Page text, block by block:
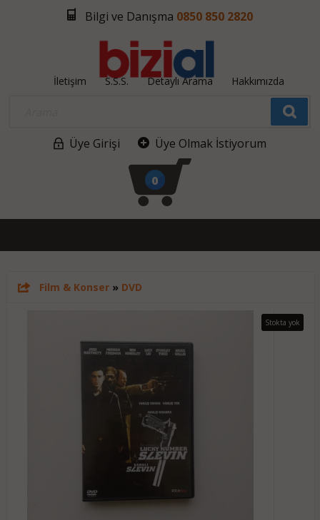
Bilgi ve Danışma 0850 850 2820
İletişim S.S.S. Detaylı Arama Hakkımızda
Üye Girişi Üye Olmak İstiyorum
0
Film & Konser» DVD
Stokta yok